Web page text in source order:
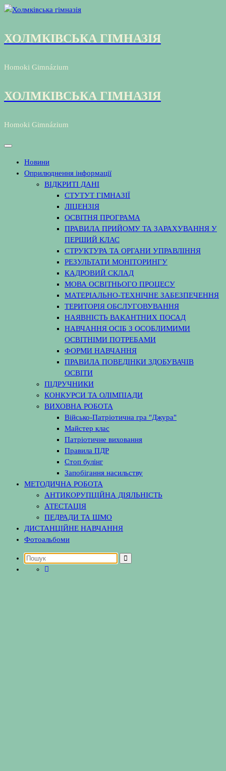
Перейти
ХОЛМКІВСЬКА ГІМНАЗІЯ
Homoki Gimnázium
ХОЛМКІВСЬКА ГІМНАЗІЯ
Homoki Gimnázium
Новини
Оприлюднення інформації
ВІДКРИТІ ДАНІ
СТУТУТ ГІМНАЗІЇ
ЛІЦЕНЗІЯ
ОСВІТНЯ ПРОГРАМА
ПРАВИЛА ПРИЙОМУ ТА ЗАРАХУВАННЯ У
ПЕРШИЙ КЛАС
СТРУКТУРА ТА ОРГАНИ УПРАВЛІННЯ
РЕЗУЛЬТАТИ МОНІТОРИНГУ
КАДРОВИЙ СКЛАД
МОВА ОСВІТНЬОГО ПРОЦЕСУ
МАТЕРІАЛЬНО-ТЕХНІЧНЕ ЗАБЕЗПЕЧЕННЯ
ТЕРИТОРІЯ ОБСЛУГОВУВАННЯ
НАЯВНІСТЬ ВАКАНТНИХ ПОСАД
НАВЧАННЯ ОСІБ З ОСОБЛИМИМИ
ОСВІТНІМИ ПОТРЕБАМИ
ФОРМИ НАВЧАННЯ
ПРАВИЛА ПОВЕДІНКИ ЗДОБУВАЧІВ
ОСВІТИ
ПІДРУЧНИКИ
КОНКУРСИ ТА ОЛІМПІАДИ
ВИХОВНА РОБОТА
Військо-Патріотична гра "Джура"
Майстер клас
Патріотичне виховання
Правила ПДР
Стоп булінг
Запобігання насильству
МЕТОДИЧНА РОБОТА
АНТИКОРУПЦІЙНА ДІЯЛЬНІСТЬ
АТЕСТАЦІЯ
ПЕДРАДИ ТА ШМО
ДИСТАНЦІЙНЕ НАВЧАННЯ
Фотоальбоми